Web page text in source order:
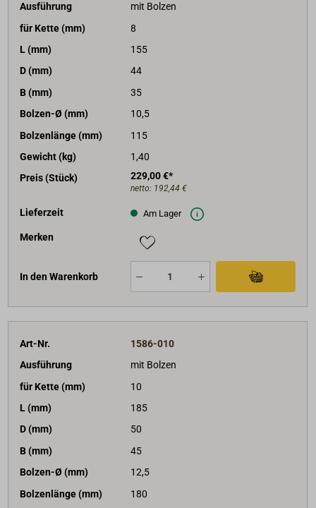
Ausführung
mit Bolzen
für Kette (mm)
8
L (mm)
155
D (mm)
44
B (mm)
35
Bolzen-Ø (mm)
10,5
Bolzenlänge (mm)
115
Gewicht (kg)
1,40
Preis (Stück)
229,00 €*
netto: 192,44 €
Lieferzeit Am Lager
Merken
In den Warenkorb
Art-Nr.
1586-010
Ausführung
mit Bolzen
für Kette (mm)
10
L (mm)
185
D (mm)
50
B (mm)
45
Bolzen-Ø (mm)
12,5
Bolzenlänge (mm)
180